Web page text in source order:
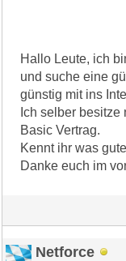
Hallo Leute, ich
und suche eine
günstig mit ins
Ich selber besitze
Basic Vertrag.
Kennt ihr was
Danke euch im
Netforce